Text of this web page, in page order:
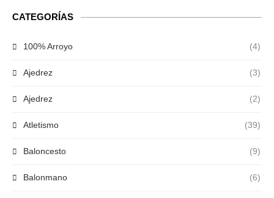
CATEGORÍAS
100% Arroyo (4)
Ajedrez (3)
Ajedrez (2)
Atletismo (39)
Baloncesto (9)
Balonmano (6)